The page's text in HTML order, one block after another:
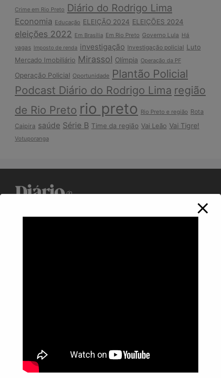
Crime em Rio Preto Diário do Rodrigo Lima
Economia Educação ELEIÇÃO 2024 ELEIÇÕES 2024
eleições 2022 Em Brasília Em Rio Preto Governo Lula Há
vagas
Imposto de renda investigação Investigação policial Luto
Mercado Imobiliário Mirassol Olímpia Operação da PF
Operação Policial Oportunidade Plantão Policial
Podcast Diário do Rodrigo Lima região
de Rio Preto rio preto Rio Preto e região Rota
Caipira saúde Série B Time da região Vai Leão Vai Tigre!
Votuporanga
WhatsApp: (17) 99268-0565